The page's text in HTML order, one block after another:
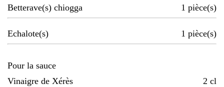
Betterave(s) chiogga 1 pièce(s)
Echalote(s) 1 pièce(s)
Pour la sauce
Vinaigre de Xérès
2 cl